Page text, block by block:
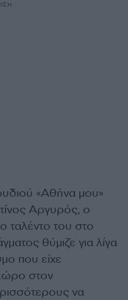
«Αθήνα μου»
Αργυρός, ο
ταλέντο του στο
θύμιζε για λίγα
που είχε
στον
να